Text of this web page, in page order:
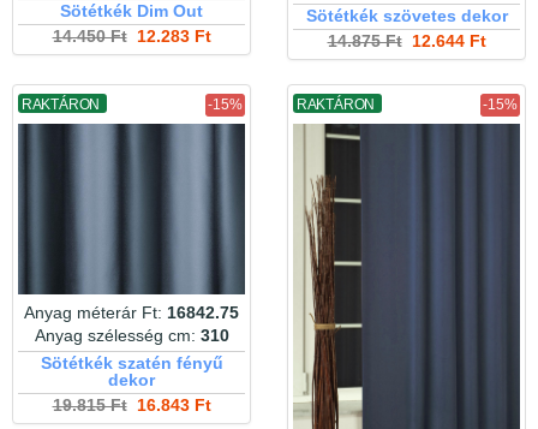
Sötétkék Dim Out
14.450 Ft12.283 Ft
Sötétkék szövetes dekor
14.875 Ft12.644 Ft
RAKTÁRON -15%
Anyag méterár Ft: 16842.75
Anyag szélesség cm: 310
Sötétkék szatén fényű
dekor
19.815 Ft16.843 Ft
RAKTÁRON -15%